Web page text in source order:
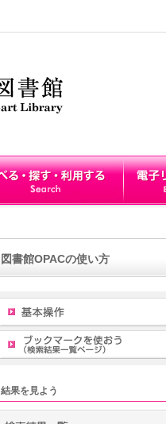
図書館OPACの使い方
結果を見よう